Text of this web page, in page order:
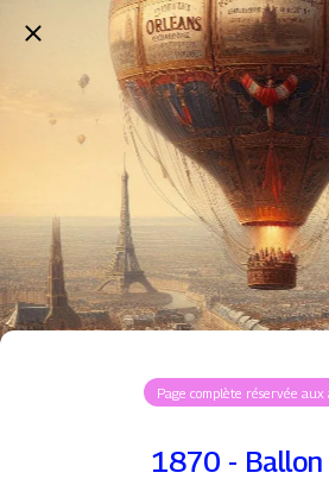
Page complète réservée aux
1870 - Ballon